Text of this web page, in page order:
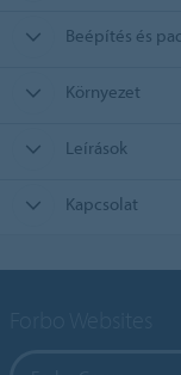
Beépítés és
Környezet
Leírások
Kapcsolat